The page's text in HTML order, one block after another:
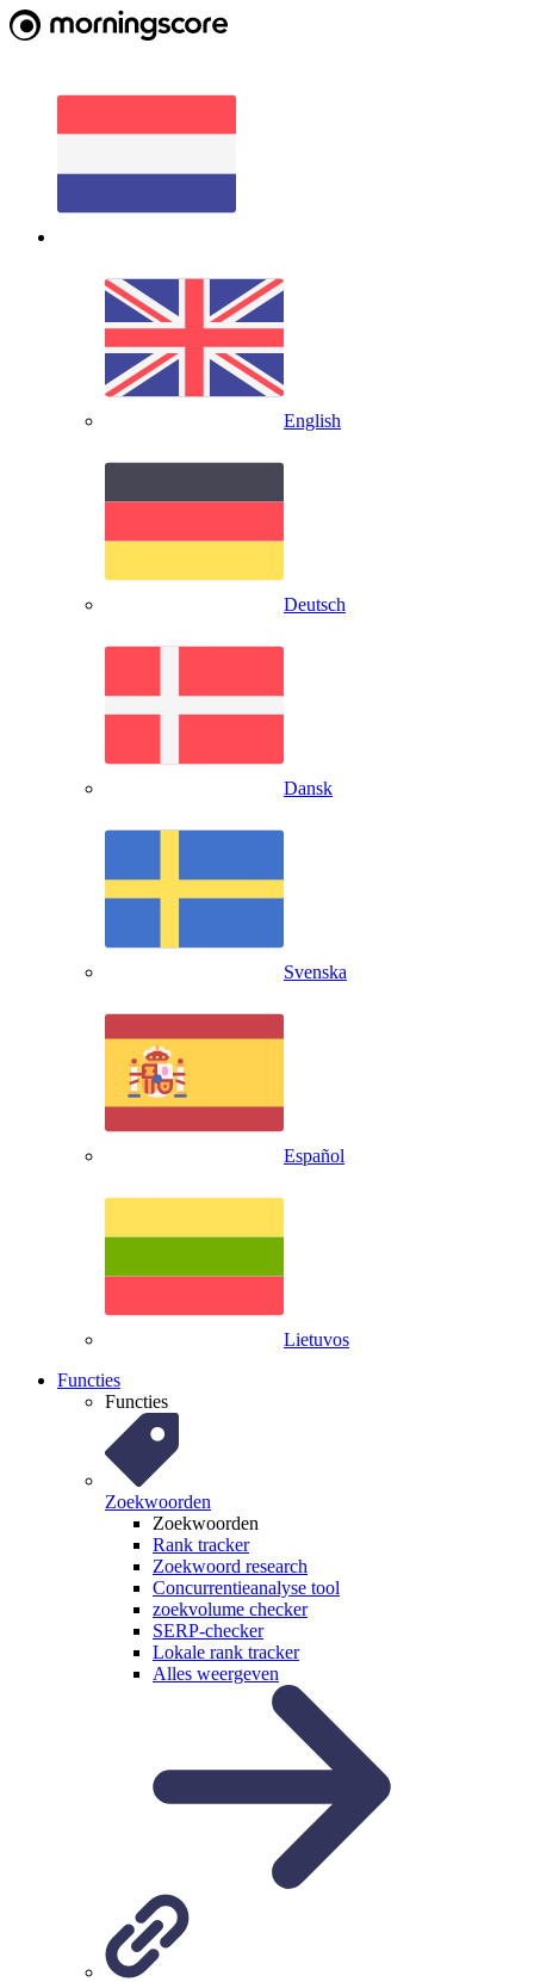
English
Deutsch
Dansk
Svenska
Español
Lietuvos
Functies
Functies
Zoekwoorden
Zoekwoorden
Rank tracker
Zoekwoord research
Concurrentieanalyse tool
zoekvolume checker
SERP-checker
Lokale rank tracker
Alles weergeven